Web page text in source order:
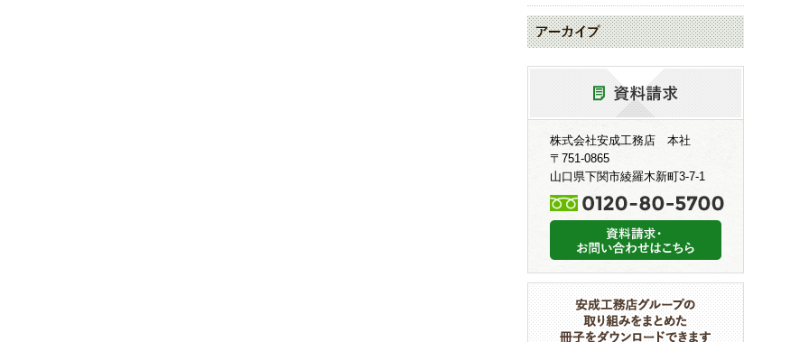
株式会社安成工務店 本社
〒751-0865
山口県下関市綾羅木新町3-7-1